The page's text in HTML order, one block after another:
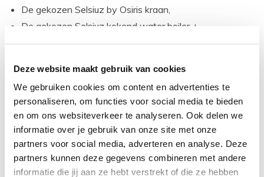
Deze website maakt gebruik van cookies
We gebruiken cookies om content en advertenties te
personaliseren, om functies voor social media te bieden
en om ons websiteverkeer te analyseren. Ook delen we
informatie over je gebruik van onze site met onze
partners voor social media, adverteren en analyse. Deze
partners kunnen deze gegevens combineren met andere
informatie die jij aan ze hebt verstrekt of die ze hebben
De gekozen Selsiuz by Osiris kraan,
De gekozen Selsiuz kokend water boiler +
toebehoren,
Al het aansluitmateriaal uit de Selsiuz
installatiehandleiding.
Kortom een compleet pakket zodat jij je Selsiuz by
Osiris 3-in-1 kraan set professioneel en snel kunt
aansluiten!